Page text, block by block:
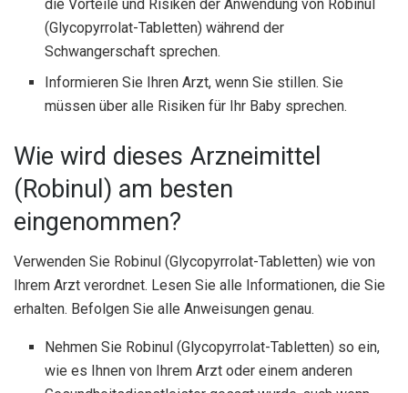
die Vorteile und Risiken der Anwendung von Robinul
(Glycopyrrolat-Tabletten) während der
Schwangerschaft sprechen.
Informieren Sie Ihren Arzt, wenn Sie stillen. Sie
müssen über alle Risiken für Ihr Baby sprechen.
Wie wird dieses Arzneimittel
(Robinul) am besten
eingenommen?
Verwenden Sie Robinul (Glycopyrrolat-Tabletten) wie von
Ihrem Arzt verordnet. Lesen Sie alle Informationen, die Sie
erhalten. Befolgen Sie alle Anweisungen genau.
Nehmen Sie Robinul (Glycopyrrolat-Tabletten) so ein,
wie es Ihnen von Ihrem Arzt oder einem anderen